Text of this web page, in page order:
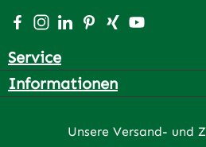
Besuche uns auf Facebook –
Schau auf Instagram
Vernetze dich mit uns
Lass dich auf
Vernetze dich
Sieh dir
Service
Informationen
Unsere Versand- und